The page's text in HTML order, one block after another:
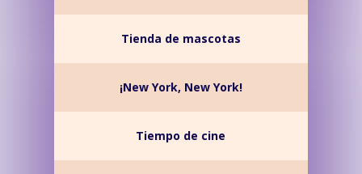
Tienda de mascotas
¡New York, New York!
Tiempo de cine